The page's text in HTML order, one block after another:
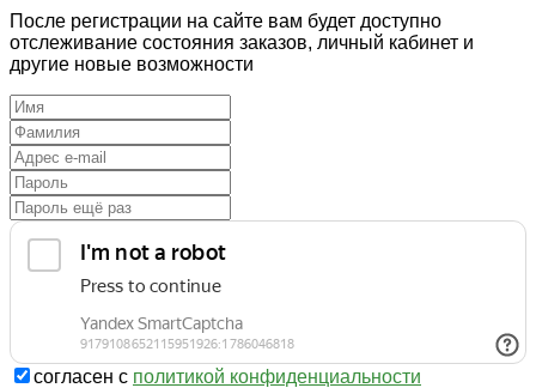
После регистрации на сайте вам будет доступно
отслеживание состояния заказов, личный кабинет и
другие новые возможности
согласен с политикой конфиденциальности